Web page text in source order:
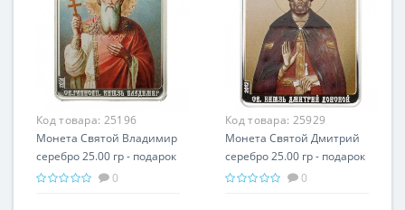
Код товара: 25196
Монета Святой Владимир
серебро 25.00 гр - подарок
икона имени0
Код товара: 25929
Монета Святой Дмитрий
серебро 25.00 гр - подарок
икона имени0